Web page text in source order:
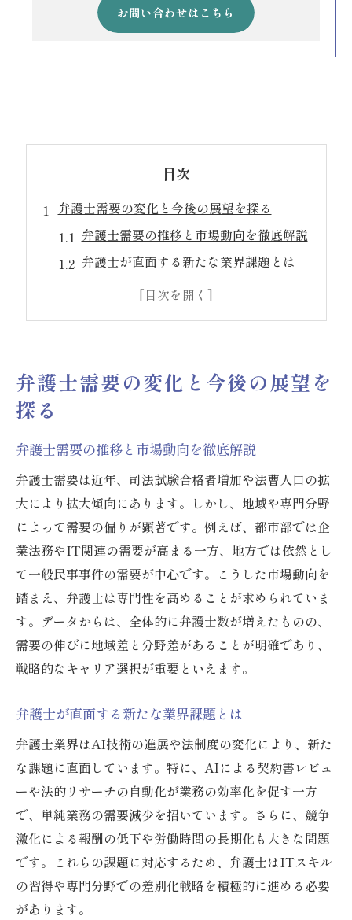
お問い合わせはこちら
目次
弁護士需要の変化と今後の展望を探る
弁護士需要の推移と市場動向を徹底解説
弁護士が直面する新たな業界課題とは
弁護士業界の厳しさと転職市場の現状
今後弁護士需要はどう変化するのか予測
業界厳しさの背景にある弁護士の現実
弁護士の収入減少と競争激化の実態
弁護士が抱える働き方の課題と苦悩
業界内で語られる弁護士やめとけの真相
弁護士の厳しい現実と将来の転機を探る
厳しい弁護士業界で生き残るための条件
AI進化が弁護士需要に与える影響とは
AI技術の進化で変わる弁護士の役割
弁護士とAI共存時代の新しい働き方
AI弁護士なくなる説の真偽を徹底検証
AI導入と弁護士需要減少の関係を考察
今後の弁護士とAIの最適な関係性とは
弁護士として食えないは本当かを検証
弁護士食えない嘘の実態と収入事情
弁護士多すぎ問題がもたらす影響とは
弁護士食えない2chで語られる現実とは
弁護士の儲かる仕組みと現実のギャップ
弁護士需要の変化と今後の展望を
探る
弁護士需要の推移と市場動向を徹底解説
弁護士需要は近年、司法試験合格者増加や法曹人口の拡
大により拡大傾向にあります。しかし、地域や専門分野
によって需要の偏りが顕著です。例えば、都市部では企
業法務やIT関連の需要が高まる一方、地方では依然とし
て一般民事事件の需要が中心です。こうした市場動向を
踏まえ、弁護士は専門性を高めることが求められていま
す。データからは、全体的に弁護士数が増えたものの、
需要の伸びに地域差と分野差があることが明確であり、
戦略的なキャリア選択が重要といえます。
弁護士が直面する新たな業界課題とは
弁護士業界はAI技術の進展や法制度の変化により、新た
な課題に直面しています。特に、AIによる契約書レビュ
ーや法的リサーチの自動化が業務の効率化を促す一方
で、単純業務の需要減少を招いています。さらに、競争
激化による報酬の低下や労働時間の長期化も大きな問題
です。これらの課題に対応するため、弁護士はITスキル
の習得や専門分野での差別化戦略を積極的に進める必要
があります。